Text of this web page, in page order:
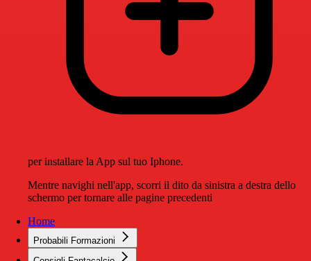
per installare la App sul tuo Iphone.
Mentre navighi nell'app, scorri il dito da sinistra a destra dello
schermo per tornare alle pagine precedenti
Home
Probabili Formazioni